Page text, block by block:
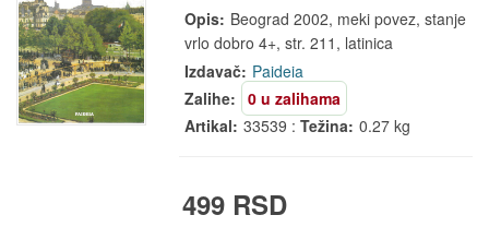
Opis: Beograd 2002, meki povez, stanje
vrlo dobro 4+, str. 211, latinica
Izdavač: Paideia
Zalihe:
0 u zalihama
Artikal: 33539 :Težina: 0.27 kg
499 RSD